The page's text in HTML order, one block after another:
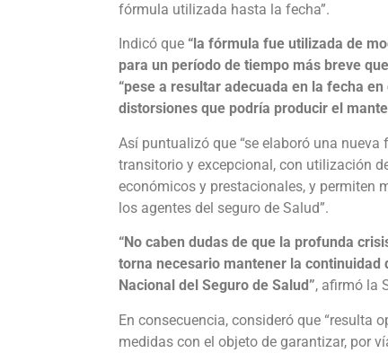
fórmula utilizada hasta la fecha”.
Indicó que “la fórmula fue utilizada de
para un período de tiempo más breve
“pese a resultar adecuada en la fecha
distorsiones que podría producir el
Así puntualizó que “se elaboró una
transitorio y excepcional, con utilización
económicos y prestacionales, y permiten
los agentes del seguro de Salud”.
“No caben dudas de que la profunda
torna necesario mantener la
Nacional del Seguro de Salud”, afirmó la
En consecuencia, consideró que “resulta
medidas con el objeto de garantizar, por